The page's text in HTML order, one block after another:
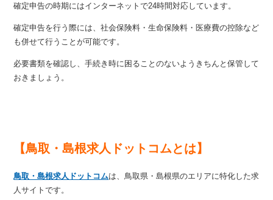
確定申告の時期にはインターネットで24時間対応しています。
確定申告を行う際には、社会保険料・生命保険料・医療費の控除など
も併せて行うことが可能です。
必要書類を確認し、手続き時に困ることのないようきちんと保管して
おきましょう。
【鳥取・島根求人ドットコムとは】
鳥取・島根求人ドットコムは、鳥取県・島根県のエリアに特化した求
人サイトです。